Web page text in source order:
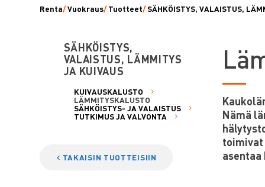
Renta/Vuokraus/ Tuotteet/SÄHKÖISTYS, VALAISTUS,
SÄHKÖISTYS,
VALAISTUS, LÄMMITYS
JA KUIVAUS
KUIVAUSKALUSTO
LÄMMITYSKALUSTO
SÄHKÖISTYS- JA VALAISTUS
TUTKIMUS JA VALVONTA
TAKAISIN TUOTTEISIIN
L
Nämä
toimivat